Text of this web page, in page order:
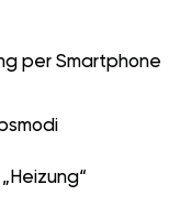
per Smartphone